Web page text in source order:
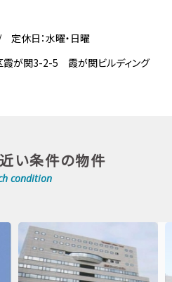
休日：水曜・日曜
霞が関3-2-5 霞が関ビルディング
い条件の物件
condition